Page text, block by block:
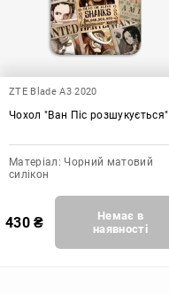
ZTE Blade A3 2020
Чохол "Ван Піс розшукується"
Матеріал: Чорний матовий
силікон
430₴
Немає в
наявності